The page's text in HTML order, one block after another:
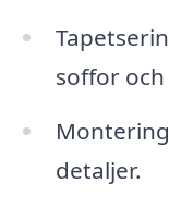
soffor
detaljer.